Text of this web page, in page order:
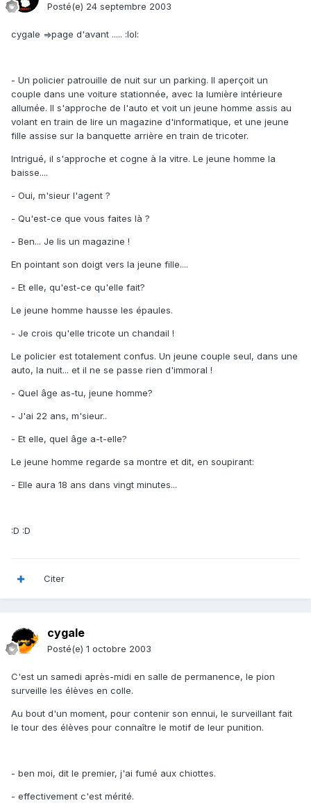
Posté(e) 24 septembre 2003
cygale =>page d'avant ..... :lol:
- Un policier patrouille de nuit sur un parking. Il aperçoit un
couple dans une voiture stationnée, avec la lumière intérieure
allumée. Il s'approche de l'auto et voit un jeune homme assis au
volant en train de lire un magazine d'informatique, et une jeune
fille assise sur la banquette arrière en train de tricoter.
Intrigué, il s'approche et cogne à la vitre. Le jeune homme la
baisse....
- Oui, m'sieur l'agent ?
- Qu'est-ce que vous faites là ?
- Ben... Je lis un magazine !
En pointant son doigt vers la jeune fille....
- Et elle, qu'est-ce qu'elle fait?
Le jeune homme hausse les épaules.
- Je crois qu'elle tricote un chandail !
Le policier est totalement confus. Un jeune couple seul, dans une
auto, la nuit... et il ne se passe rien d'immoral !
- Quel âge as-tu, jeune homme?
- J'ai 22 ans, m'sieur..
- Et elle, quel âge a-t-elle?
Le jeune homme regarde sa montre et dit, en soupirant:
- Elle aura 18 ans dans vingt minutes...
:D :D
Citer
cygale
Posté(e) 1 octobre 2003
C'est un samedi après-midi en salle de permanence, le pion
surveille les élèves en colle.
Au bout d'un moment, pour contenir son ennui, le surveillant fait
le tour des élèves pour connaître le motif de leur punition.
- ben moi, dit le premier, j'ai fumé aux chiottes.
- effectivement c'est mérité.